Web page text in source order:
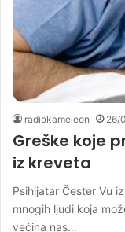
radiokameleon 26/
Greške koje
iz kreveta
Psihijatar Čester Vu
mnogih ljudi koja
većina nas…